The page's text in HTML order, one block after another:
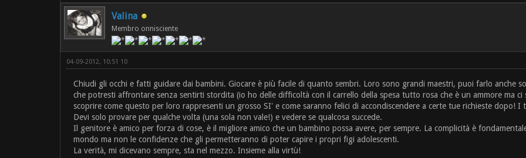
Valina
Membro onnisciente
04-09-2012, 10:51 10
Chiudi gli occhi e fatti guidare dai bambini. Giocare è più facile di quanto sembri. Loro sono grandi maestri, puoi farlo anche
che potresti affrontare senza sentirti stordita (io ho delle difficoltà con il carrello della spesa tutto rosa che è un ammore ma
scoprire come questo per loro rappresenti un grosso SI' e come saranno felici di accondiscendere a certe tue richieste dopo!
Devi solo provare per qualche volta (una sola non vale!) e vedere se qualcosa succede.
Il genitore è amico per forza di cose, è il migliore amico che un bambino possa avere, per sempre. La complicità è
mondo ma non le confidenze che gli permetteranno di poter capire i propri figi adolescenti.
La verità, mi dicevano sempre, sta nel mezzo. Insieme alla virtù!